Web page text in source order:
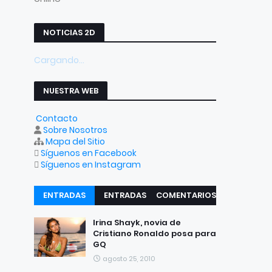
NOTICIAS 2D
Cargando...
NUESTRA WEB
Contacto
Sobre Nosotros
Mapa del Sitio
Síguenos en Facebook
Síguenos en Instagram
ENTRADAS
RECIENTES
ENTRADAS
COMENTARIOS
Irina Shayk, novia de
Cristiano Ronaldo posa para
GQ
agosto 25, 2010